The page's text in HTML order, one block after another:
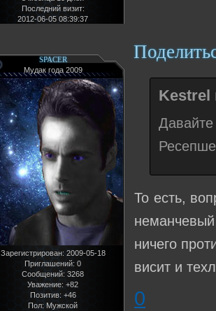
Последний визит:
2012-06-05 08:39:37
SPACER
Мудак года 2009
Зарегистрирован: 2009-05-18
Приглашений: 0
Сообщений: 3268
Уважение: +82
Позитив: +46
Пол:Мужской
Kestrel
То есть,
ничего
висит и
0